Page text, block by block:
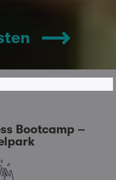
Bootcamp –